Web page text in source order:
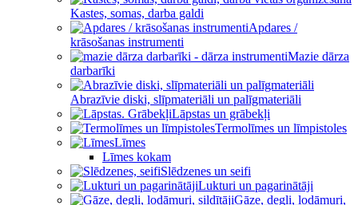
Kastes, somas, darba galdi
Apdares /
krāsošanas instrumenti
Mazie dārza
darbarīki
Abrazīvie diski, slīpmateriāli un palīgmateriāli
Lāpstas un grābekļi
Termolīmes un līmpistoles
Līmes
Līmes kokam
Slēdzenes un seifi
Lukturi un pagarinātāji
Gāze, degļi, lodāmuri,